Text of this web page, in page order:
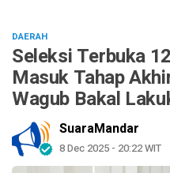
DAERAH
Seleksi Terbuka
Masuk Tahap
Wagub Bakal
SuaraMandar
8 Dec 2025 - 20:22 WIT